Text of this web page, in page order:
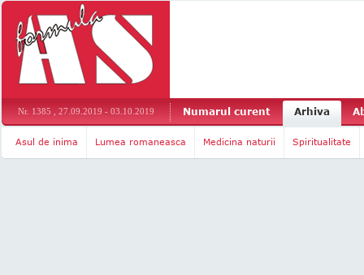
Nr. 1385 , 27.09.2019 - 03.10.2019 Numarul curent Arhiva
Asul de inima Lumea romaneasca Medicina naturii Spiritualitate